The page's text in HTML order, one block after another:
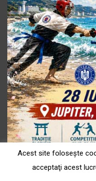
Acest site foloseşte
acceptaţi acest